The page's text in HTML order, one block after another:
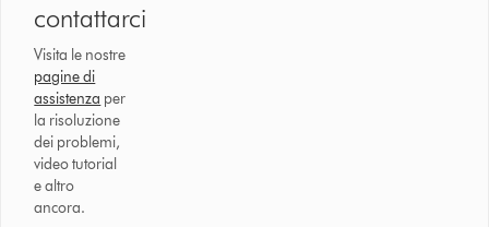
contattarci
Visita le nostre
pagine di
assistenza per
la risoluzione
dei problemi,
video tutorial
e altro
ancora.